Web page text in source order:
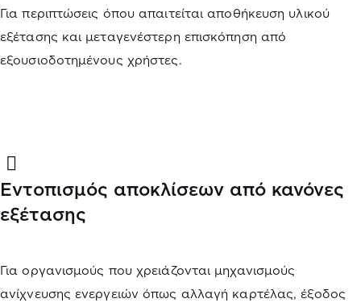
Για περιπτώσεις όπου απαιτείται αποθήκευση υλικού
εξέτασης και μεταγενέστερη επισκόπηση από
εξουσιοδοτημένους χρήστες.
Εντοπισμός αποκλίσεων από κανόνες
εξέτασης
Για οργανισμούς που χρειάζονται μηχανισμούς
ανίχνευσης ενεργειών όπως αλλαγή καρτέλας, έξοδος